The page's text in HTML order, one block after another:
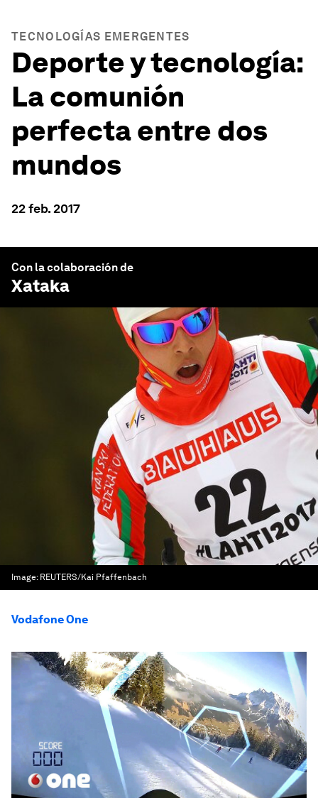
TECNOLOGÍAS EMERGENTES
Deporte y tecnología:
La comunión
perfecta entre dos
mundos
22 feb. 2017
Con la colaboración de
Xataka
Image: REUTERS/Kai Pfaffenbach
Vodafone One